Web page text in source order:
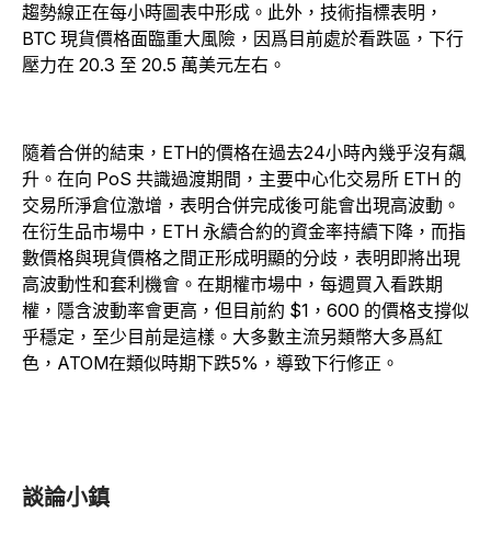
趨勢線正在每小時圖表中形成。此外，技術指標表明，
BTC 現貨價格面臨重大風險，因爲目前處於看跌區，下行
壓力在 20.3 至 20.5 萬美元左右。
隨着合併的結束，ETH的價格在過去24小時內幾乎沒有飆
升。在向 PoS 共識過渡期間，主要中心化交易所 ETH 的
交易所淨倉位激增，表明合併完成後可能會出現高波動。
在衍生品市場中，ETH 永續合約的資金率持續下降，而指
數價格與現貨價格之間正形成明顯的分歧，表明即將出現
高波動性和套利機會。在期權市場中，每週買入看跌期
權，隱含波動率會更高，但目前約 $1，600 的價格支撐似
乎穩定，至少目前是這樣。大多數主流另類幣大多爲紅
色，ATOM在類似時期下跌5%，導致下行修正。
談論小鎮